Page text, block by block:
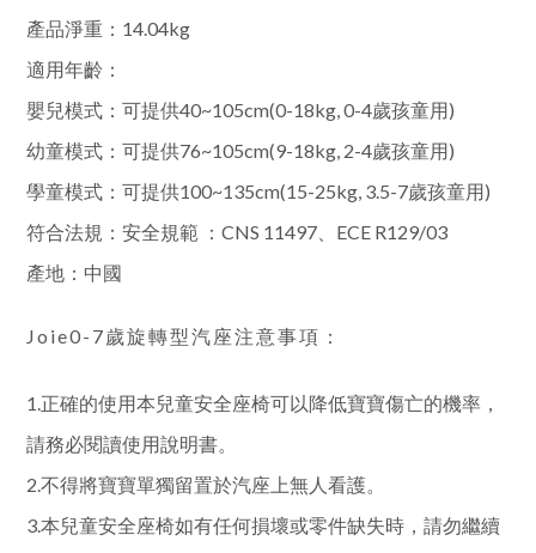
產品淨重：14.04kg
適用年齡：
嬰兒模式：可提供40~105cm(0-18kg, 0-4歲孩童用)
幼童模式：可提供76~105cm(9-18kg, 2-4歲孩童用)
學童模式：可提供100~135cm(15-25kg, 3.5-7歲孩童用)
符合法規：安全規範 ：CNS 11497、ECE R129/03
產地：中國
Joie0-7歲旋轉型汽座注意事項：
1.正確的使用本兒童安全座椅可以降低寶寶傷亡的機率，
請務必閱讀使用說明書。
2.不得將寶寶單獨留置於汽座上無人看護。
3.本兒童安全座椅如有任何損壞或零件缺失時，請勿繼續